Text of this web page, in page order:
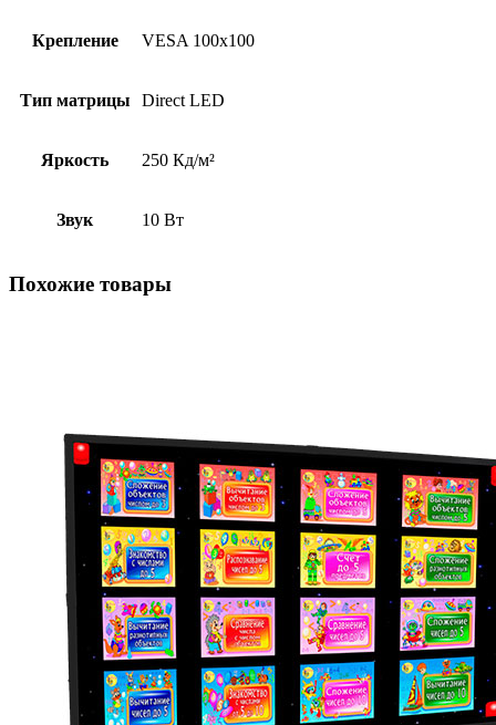
Крепление VESA 100х100
Тип матрицы Direct LED
Яркость 250 Кд/м²
Звук 10 Вт
Похожие товары